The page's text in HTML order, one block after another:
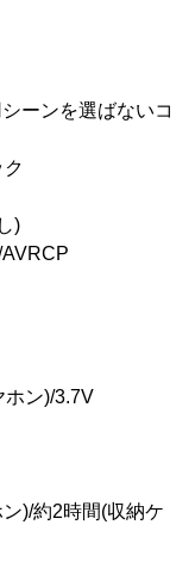
ンを選ばないコ
)
ン)/3.7V
約2時間(収納ケ